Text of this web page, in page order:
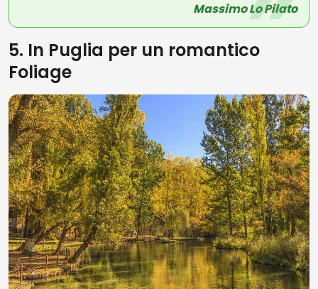
Massimo Lo Pilato
5. In Puglia per un romantico
Foliage